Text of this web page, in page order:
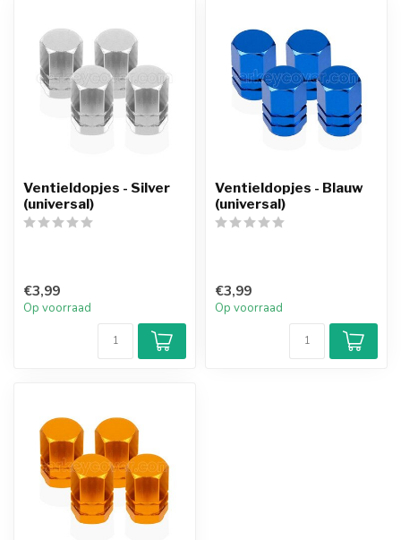
Ventieldopjes - Silver
(universal)
€3,99
Op voorraad
Ventieldopjes - Blauw
(universal)
€3,99
Op voorraad